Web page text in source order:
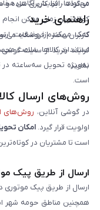
محتواها، افزایش آگاهی
می‌گردد. رابط کاربری ساده
کوتاه‌ترین زمان ممکن
کمک می‌کند از وضعیت
استاندارد کالاها، سلامت
به‌ویژه تحویل سه‌ساعته در
است.
راهنمای خرید
کاربران محترم فروشگاه
فرایند خرید از سایت گوشی
نمایند.
روش‌های ارسال کالا
در گوشی آنلاین، روش‌های
اولویت قرار گیرد. امکان تحویل 3
است تا مشتریان در
ارسال از طریق پیک
همچنین مناطق حومه شهر